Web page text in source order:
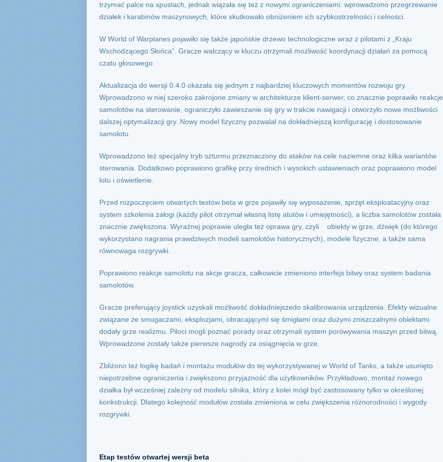
trzymać palce na spustach, jednak wiązała się też z nowymi ograniczeniami: wprowadzono przegrzewanie
działek i karabinów maszynowych, które skutkowało obniżeniem ich szybkostrzelności i celności.
W World of Warplanes pojawiło się także japońskie drzewo technologiczne wraz z pilotami z „Kraju
Wschodzącego Słońca”. Gracze walczący w kluczu otrzymali możliwość koordynacji działań za pomocą
czatu głosowego.
Aktualizacja do wersji 0.4.0 okazała się jednym z najbardziej kluczowych momentów rozwoju gry.
Wprowadzono w niej szeroko zakrojone zmiany w architekturze klient-serwer, co znacznie poprawiło reakcje
samolotów na sterowanie, ograniczyło zawieszanie się gry w trakcie nawigacji i otworzyło nowe możliwości
dalszej optymalizacji gry. Nowy model fizyczny pozwalał na dokładniejszą konfigurację i dostosowanie
samolotu.
Wprowadzono też specjalny tryb szturmu przeznaczony do ataków na cele naziemne oraz kilka wariantów
sterowania. Dodatkowo poprawiono grafikę przy średnich i wysokich ustawieniach oraz poprawiono model
lotu i oświetlenie.
Przed rozpoczęciem otwartych testów beta w grze pojawiły się wyposażenie, sprzęt eksploatacyjny oraz
system szkolenia załogi (każdy pilot otrzymał własną listę atutów i umiejętności), a liczba samolotów została
znacznie zwiększona. Wyraźnej poprawie uległa też oprawa gry, czyli obiekty w grze, dźwięk (do którego
wykorzystano nagrania prawdziwych modeli samolotów historycznych), modele fizyczne, a także sama
równowaga rozgrywki.
Poprawiono reakcje samolotu na akcje gracza, całkowicie zmieniono interfejs bitwy oraz system badania
samolotów.
Gracze preferujący joystick uzyskali możliwość dokładniejszedo skalibrowania urządzenia. Efekty wizualne
związane ze smugaczami, eksplozjami, obracającymi się śmigłami oraz dużymi zniszczalnymi obiektami
dodały grze realizmu. Piloci mogli poznać porady oraz otrzymali system porówywania maszyn przed bitwą.
Wprowadzone zostały także pierwsze nagrody za osiągnięcia w grze.
Zbliżono też logikę badań i montażu modułów do tej wykorzystywanej w World of Tanks, a także usunięto
niepotrzebne ograniczenia i zwiększono przyjazność dla użytkowników. Przykładowo, montaż nowego
działka był wcześniej zależny od modelu silnika, który z kolei mógł być zastosowany tylko w określonej
konkstrukcji. Dlatego kolejność modułów została zmieniona w celu zwiększenia różnorodności i wygody
rozgrywki.
Etap testów otwartej wersji beta